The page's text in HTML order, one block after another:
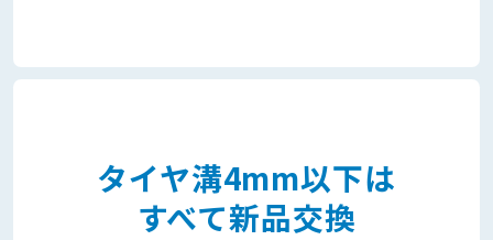
タイヤ溝4mm以下は
すべて新品交換